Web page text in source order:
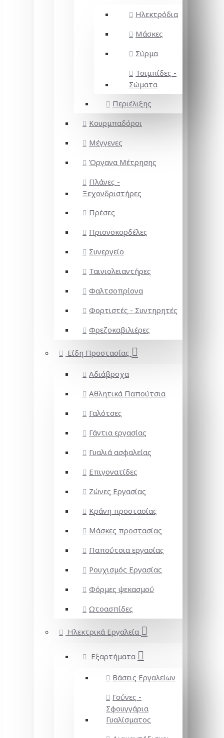
Ηλεκτρόδια
Μάσκες
Σύρμα
Τσιμπίδες -
Σώματα
Περιέλιξης
Κουρμπαδόροι
Μέγγενες
Όργανα Μέτρησης
Πλάνες -
Ξεχονδριστήρες
Πρέσες
Πριονοκορδέλες
Συνεργείο
Ταινιολειαντήρες
Φαλτσοπρίονα
Φορτιστές - Συντηρητές
Φρεζοκαβιλιέρες
Είδη Προστασίας
Αδιάβροχα
Αθλητικά Παπούτσια
Γαλότσες
Γάντια εργασίας
Γυαλιά ασφαλείας
Επιγονατίδες
Ζώνες Εργασίας
Κράνη προστασίας
Μάσκες προστασίας
Παπούτσια εργασίας
Ρουχισμός Εργασίας
Φόρμες ψεκασμού
Ωτοασπίδες
Ηλεκτρικά Εργαλεία
Εξαρτήματα
Βάσεις Εργαλείων
Γούνες -
Σφουγγάρια
Γυαλίσματος